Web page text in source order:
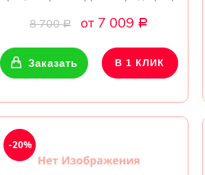
8 700Р от 7 009 Р
Заказать В 1 КЛИК
-20%